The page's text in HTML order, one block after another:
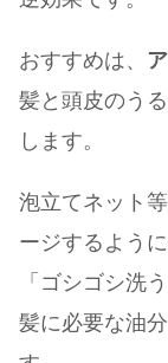
おすすめは、
髪と頭皮のう
します。
泡立てネット
ージするよう
「ゴシゴシ洗
髪に必要な油